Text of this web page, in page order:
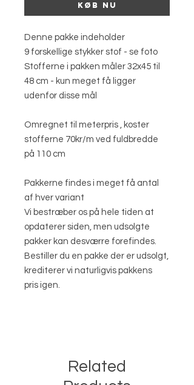
Køb nu
Denne pakke indeholder
9 forskellige stykker stof - se foto
Stofferne i pakken måler 32x45 til
48 cm - kun meget få ligger
udenfor disse mål
Omregnet til meterpris , koster
stofferne 70kr/m ved fuldbredde
på 110 cm
Pakkerne findes i meget få antal
af hver variant
Vi bestræber os på hele tiden at
opdaterer siden, men udsolgte
pakker kan desværre forefindes.
Bestiller du en pakke der er udsolgt,
krediterer vi naturligvis pakkens
pris igen.
Related